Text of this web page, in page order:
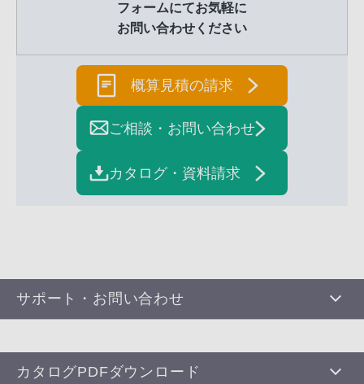
フォームにてお気軽に
お問い合わせください
概算見積の請求
ご相談・お問い合わせ
カタログ・資料請求
サポート・お問い合わせ
カタログPDFダウンロード